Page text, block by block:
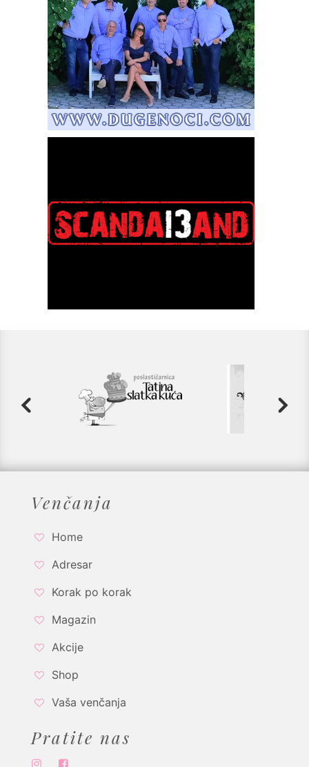
Venčanja
Home
Adresar
Korak po korak
Magazin
Akcije
Shop
Vaša venčanja
Pratite nas